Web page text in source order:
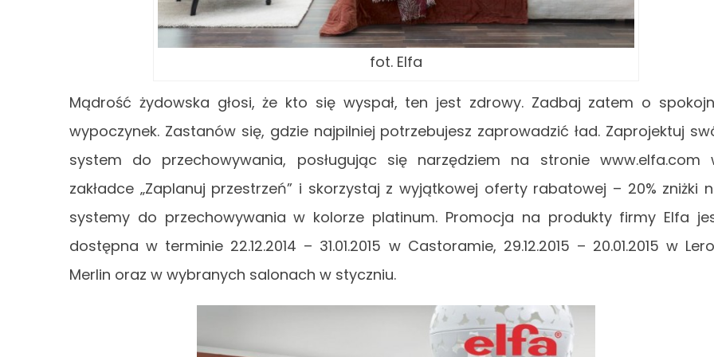
fot. Elfa
Mądrość żydowska głosi, że kto się wyspał, ten jest zdrowy. Zadbaj zatem o
wypoczynek. Zastanów się, gdzie najpilniej potrzebujesz zaprowadzić ład. Zaprojektuj
system do przechowywania, posługując się narzędziem na stronie www.elfa.com
zakładce „Zaplanuj przestrzeń” i skorzystaj z wyjątkowej oferty rabatowej – 20% zniżki
systemy do przechowywania w kolorze platinum. Promocja na produkty firmy Elfa
dostępna w terminie 22.12.2014 – 31.01.2015 w Castoramie, 29.12.2015 – 20.01.2015 w
Merlin oraz w wybranych salonach w styczniu.